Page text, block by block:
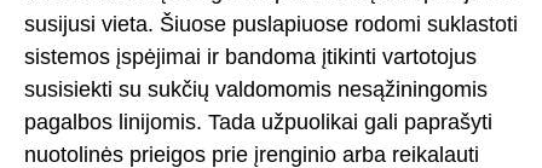
susijusi vieta. Šiuose puslapiuose rodomi suklastoti
sistemos įspėjimai ir bandoma įtikinti vartotojus
susisiekti su sukčių valdomomis nesąžiningomis
pagalbos linijomis. Tada užpuolikai gali paprašyti
nuotolinės prieigos prie įrenginio arba reikalauti